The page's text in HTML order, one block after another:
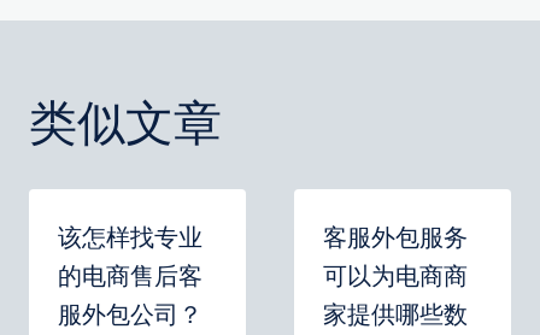
导
航
类似文章
该怎样找专业
的电商售后客
服外包公司？
客服外包服务
可以为电商商
家提供哪些数